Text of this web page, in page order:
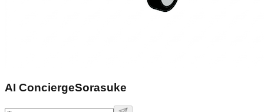
AI ConciergeSorasuke